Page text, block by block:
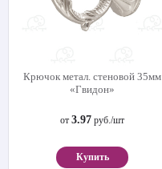
Крючок метал. стеновой 35мм
«Гвидон»
от3.97 руб./шт
Купить